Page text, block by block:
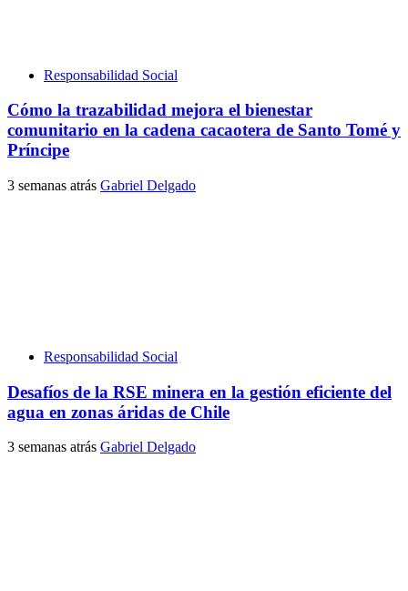
Responsabilidad Social
Cómo la trazabilidad mejora el bienestar
comunitario en la cadena cacaotera de Santo Tomé y
Príncipe
3 semanas atrás Gabriel Delgado
Responsabilidad Social
Desafíos de la RSE minera en la gestión eficiente del
agua en zonas áridas de Chile
3 semanas atrás Gabriel Delgado